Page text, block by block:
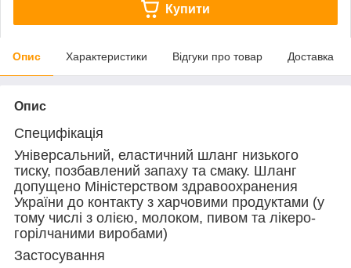
Купити
Опис Характеристики Відгуки про товар Доставка
Опис
Специфікація
Універсальний, еластичний шланг низького
тиску, позбавлений запаху та смаку. Шланг
допущено Міністерством здравоохранения
України до контакту з харчовими продуктами (у
тому числі з олією, молоком, пивом та лікеро-
горілчаними виробами)
Застосування